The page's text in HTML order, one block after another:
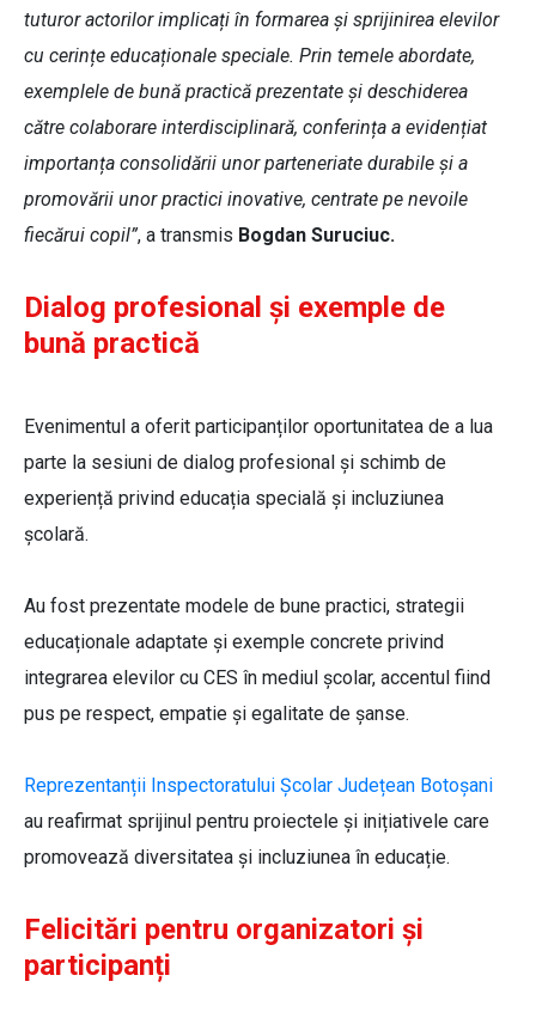
tuturor actorilor implicați în formarea și sprijinirea elevilor
cu cerințe educaționale speciale. Prin temele abordate,
exemplele de bună practică prezentate și deschiderea
către colaborare interdisciplinară, conferința a evidențiat
importanța consolidării unor parteneriate durabile și a
promovării unor practici inovative, centrate pe nevoile
fiecărui copil”, a transmis Bogdan Suruciuc.
Dialog profesional și exemple de
bună practică
Evenimentul a oferit participanților oportunitatea de a lua
parte la sesiuni de dialog profesional și schimb de
experiență privind educația specială și incluziunea
școlară.
Au fost prezentate modele de bune practici, strategii
educaționale adaptate și exemple concrete privind
integrarea elevilor cu CES în mediul școlar, accentul fiind
pus pe respect, empatie și egalitate de șanse.
Reprezentanții Inspectoratului Școlar Județean Botoșani
au reafirmat sprijinul pentru proiectele și inițiativele care
promovează diversitatea și incluziunea în educație.
Felicitări pentru organizatori și
participanți